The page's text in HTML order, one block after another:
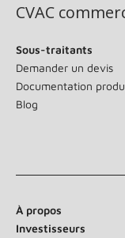
CVAC
Sous-traitants
Demander un devis
Documentation
Blog
À propos
Investisseurs